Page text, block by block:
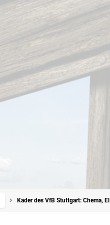
Kader des VfB Stuttgart: Chema,